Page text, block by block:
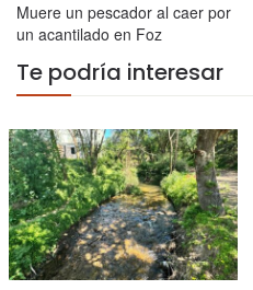
Muere un pescador al caer por
un acantilado en Foz
Te podría interesar